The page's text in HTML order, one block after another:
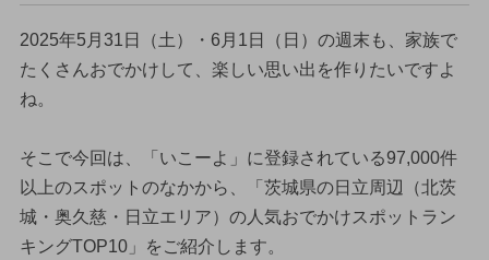
2025年5月31日（土）・6月1日（日）の週末も、家族で
たくさんおでかけして、楽しい思い出を作りたいですよ
ね。
そこで今回は、「いこーよ」に登録されている97,000件
以上のスポットのなかから、「茨城県の日立周辺（北茨
城・奥久慈・日立エリア）の人気おでかけスポットラン
キングTOP10」をご紹介します。